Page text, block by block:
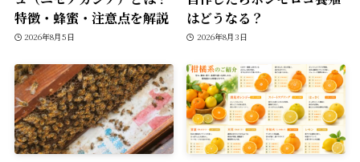
特徴・蜂蜜・注意点を解説
2026年8月5日
はどうなる？
2026年8月3日